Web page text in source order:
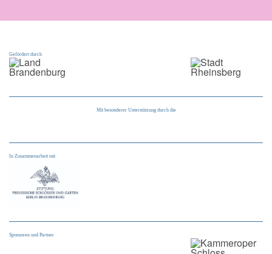
Gefördert durch
Mit besonderer Unterstützung durch die
In Zusammenarbeit mit
Sponsoren und Partner